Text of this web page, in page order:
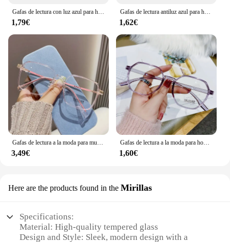
Gafas de lectura con luz azul para hombre y mujer, lentes elegantes y cómodas, protección ocular, a la moda
1,79€
Gafas de lectura antiluz azul para hombre y mujer, anteojos de lectura a la moda para presbicia e hipermetropía por ordenador, + 1,0 + 1,5 + 2,0 + 2,5 + 3,0 + 3,5 + 4,0
1,62€
3,49€
Gafas de lectura a la moda para hombre y mujer, lentes de lectura para hipermetropía, presbicia, dioptrías + 2022 + 1,0 + 1,5 + 2,0 + 2,5 + 3,0 + 3,5, novedad de 4,0
1,60€
Here are the products found in the Mirillas
Specifications:
Material: High-quality tempered glass
Design and Style: Sleek, modern design with a